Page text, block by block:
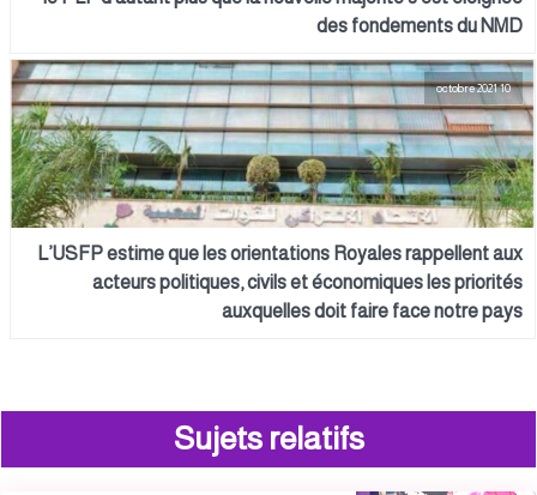
des fondements du NMD
10 octobre 2021
L’USFP estime que les orientations Royales rappellent aux
acteurs politiques, civils et économiques les priorités
auxquelles doit faire face notre pays
Sujets relatifs